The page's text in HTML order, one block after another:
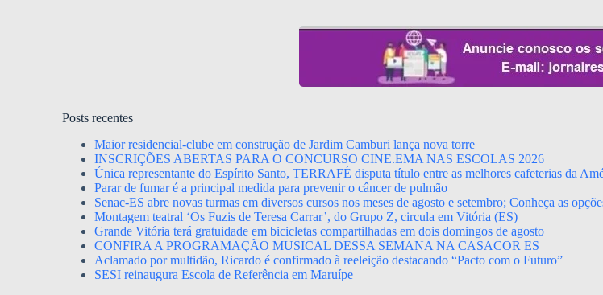
Posts recentes
Maior residencial-clube em construção de Jardim Camburi lança nova torre
INSCRIÇÕES ABERTAS PARA O CONCURSO CINE.EMA NAS ESCOLAS 2026
Única representante do Espírito Santo, TERRAFÉ disputa título entre as melhores cafeterias da
Parar de fumar é a principal medida para prevenir o câncer de pulmão
Senac-ES abre novas turmas em diversos cursos nos meses de agosto e setembro; Conheça as
Montagem teatral ‘Os Fuzis de Teresa Carrar’, do Grupo Z, circula em Vitória (ES)
Grande Vitória terá gratuidade em bicicletas compartilhadas em dois domingos de agosto
CONFIRA A PROGRAMAÇÃO MUSICAL DESSA SEMANA NA CASACOR ES
Aclamado por multidão, Ricardo é confirmado à reeleição destacando “Pacto com o Futuro”
SESI reinaugura Escola de Referência em Maruípe